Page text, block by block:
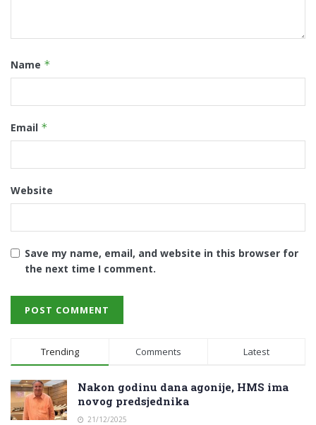
Name *
Email *
Website
Save my name, email, and website in this browser for
the next time I comment.
Trending Comments Latest
Nakon godinu dana agonije, HMS ima
novog predsjednika
21/12/2025